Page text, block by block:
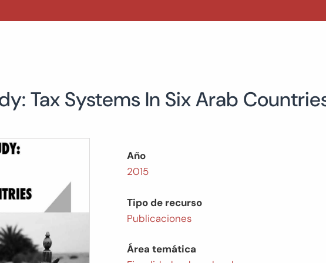
Tax Systems In Six Arab
Año
2015
Tipo de recurso
Publicaciones
Área temática